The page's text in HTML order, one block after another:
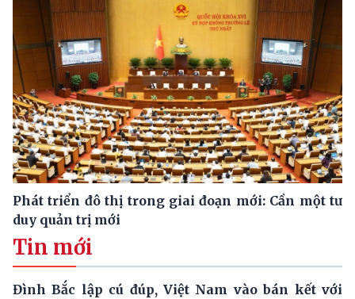
Phát triển đô thị trong giai đoạn mới: Cần một tư
duy quản trị mới
Tin mới
Đình Bắc lập cú đúp, Việt Nam vào bán kết với